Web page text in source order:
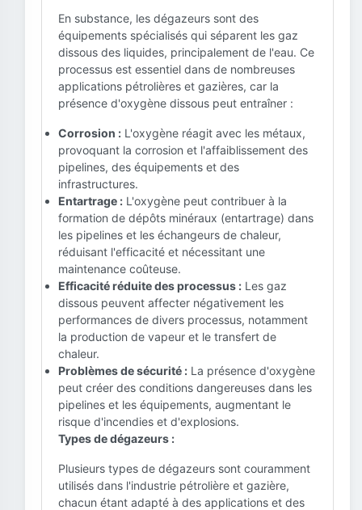
En substance, les dégazeurs sont des
équipements spécialisés qui séparent les gaz
dissous des liquides, principalement de l'eau. Ce
processus est essentiel dans de nombreuses
applications pétrolières et gazières, car la
présence d'oxygène dissous peut entraîner :
Corrosion : L'oxygène réagit avec les métaux,
provoquant la corrosion et l'affaiblissement des
pipelines, des équipements et des
infrastructures.
Entartrage : L'oxygène peut contribuer à la
formation de dépôts minéraux (entartrage) dans
les pipelines et les échangeurs de chaleur,
réduisant l'efficacité et nécessitant une
maintenance coûteuse.
Efficacité réduite des processus : Les gaz
dissous peuvent affecter négativement les
performances de divers processus, notamment
la production de vapeur et le transfert de
chaleur.
Problèmes de sécurité : La présence d'oxygène
peut créer des conditions dangereuses dans les
pipelines et les équipements, augmentant le
risque d'incendies et d'explosions.
Types de dégazeurs :
Plusieurs types de dégazeurs sont couramment
utilisés dans l'industrie pétrolière et gazière,
chacun étant adapté à des applications et des